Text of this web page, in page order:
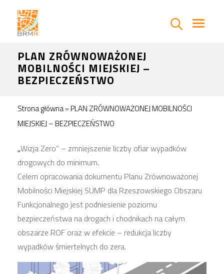
PLAN ZRÓWNOWAŻONEJ
MOBILNOŚCI MIEJSKIEJ –
BEZPIECZEŃSTWO
Strona główna» PLAN ZRÓWNOWAŻONEJ MOBILNOŚCI
MIEJSKIEJ – BEZPIECZEŃSTWO
„Wizja Zero” – zmniejszenie liczby ofiar wypadków
drogowych do minimum.
Celem opracowania dokumentu Planu Zrównoważonej
Mobilności Miejskiej SUMP dla Rzeszowskiego Obszaru
Funkcjonalnego jest podniesienie poziomu
bezpieczeństwa na drogach i chodnikach na całym
obszarze ROF oraz w efekcie – redukcja liczby
wypadków śmiertelnych do zera.